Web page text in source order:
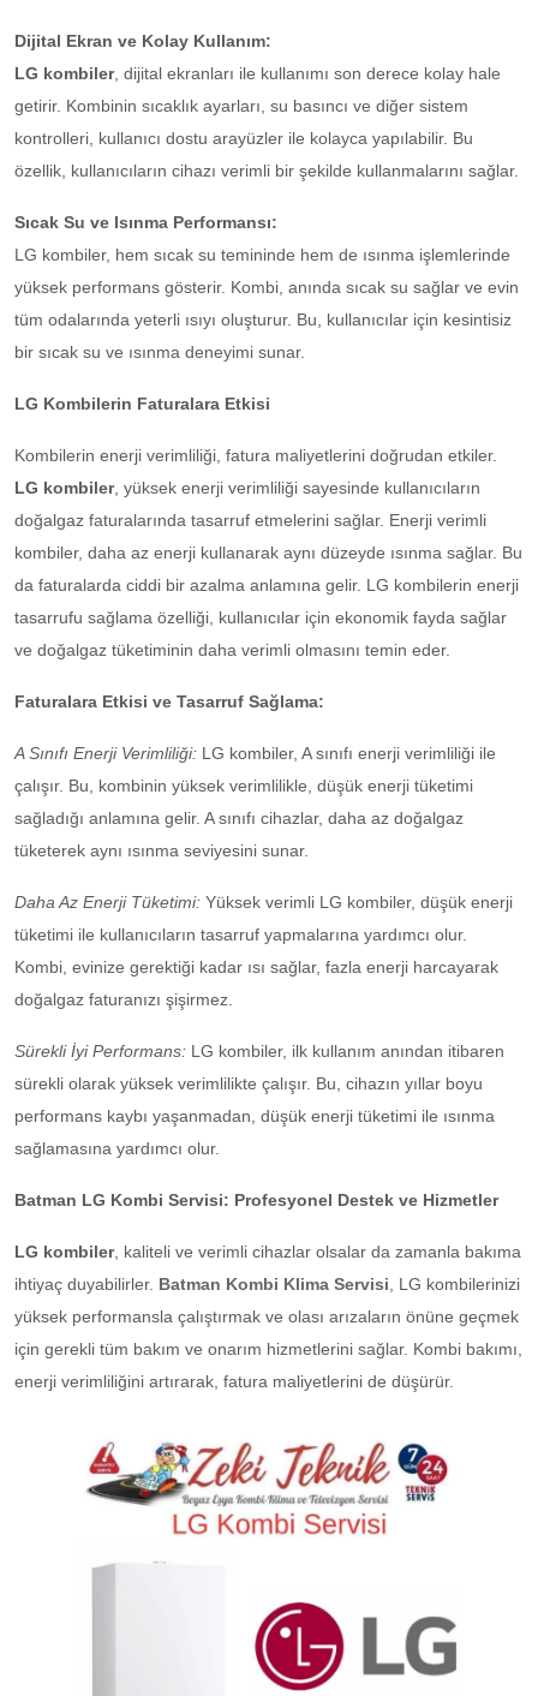
Dijital Ekran ve Kolay Kullanım:
LG kombiler, dijital ekranları ile kullanımı son derece kolay hale
getirir. Kombinin sıcaklık ayarları, su basıncı ve diğer sistem
kontrolleri, kullanıcı dostu arayüzler ile kolayca yapılabilir. Bu
özellik, kullanıcıların cihazı verimli bir şekilde kullanmalarını sağlar.
Sıcak Su ve Isınma Performansı:
LG kombiler, hem sıcak su temininde hem de ısınma işlemlerinde
yüksek performans gösterir. Kombi, anında sıcak su sağlar ve evin
tüm odalarında yeterli ısıyı oluşturur. Bu, kullanıcılar için kesintisiz
bir sıcak su ve ısınma deneyimi sunar.
LG Kombilerin Faturalara Etkisi
Kombilerin enerji verimliliği, fatura maliyetlerini doğrudan etkiler.
LG kombiler, yüksek enerji verimliliği sayesinde kullanıcıların
doğalgaz faturalarında tasarruf etmelerini sağlar. Enerji verimli
kombiler, daha az enerji kullanarak aynı düzeyde ısınma sağlar. Bu
da faturalarda ciddi bir azalma anlamına gelir. LG kombilerin enerji
tasarrufu sağlama özelliği, kullanıcılar için ekonomik fayda sağlar
ve doğalgaz tüketiminin daha verimli olmasını temin eder.
Faturalara Etkisi ve Tasarruf Sağlama:
A Sınıfı Enerji Verimliliği: LG kombiler, A sınıfı enerji verimliliği ile
çalışır. Bu, kombinin yüksek verimlilikle, düşük enerji tüketimi
sağladığı anlamına gelir. A sınıfı cihazlar, daha az doğalgaz
tüketerek aynı ısınma seviyesini sunar.
Daha Az Enerji Tüketimi: Yüksek verimli LG kombiler, düşük enerji
tüketimi ile kullanıcıların tasarruf yapmalarına yardımcı olur.
Kombi, evinize gerektiği kadar ısı sağlar, fazla enerji harcayarak
doğalgaz faturanızı şişirmez.
Sürekli İyi Performans: LG kombiler, ilk kullanım anından itibaren
sürekli olarak yüksek verimlilikte çalışır. Bu, cihazın yıllar boyu
performans kaybı yaşanmadan, düşük enerji tüketimi ile ısınma
sağlamasına yardımcı olur.
Batman LG Kombi Servisi: Profesyonel Destek ve Hizmetler
LG kombiler, kaliteli ve verimli cihazlar olsalar da zamanla bakıma
ihtiyaç duyabilirler. Batman Kombi Klima Servisi , LG kombilerinizi
yüksek performansla çalıştırmak ve olası arızaların önüne geçmek
için gerekli tüm bakım ve onarım hizmetlerini sağlar. Kombi bakımı,
enerji verimliliğini artırarak, fatura maliyetlerini de düşürür.